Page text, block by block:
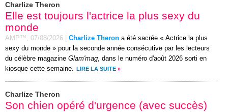
Charlize Theron
Elle est toujours l'actrice la plus sexy du
monde
AMP™, 07/08/2026 Charlize Theron a été sacrée « Actrice la plus
sexy du monde » pour la seconde année consécutive par les lecteurs
du célèbre magazine Glam'mag, dans le numéro d'août 2026 sorti en
kiosque cette semaine.
LIRE LA SUITE »
Charlize Theron
Son chien opéré d'urgence (avec succès)